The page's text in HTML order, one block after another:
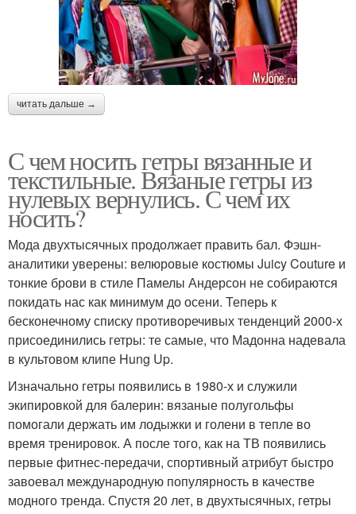
читать дальше →
С чем носить гетры вязанные и
текстильные. Вязаные гетры из
нулевых вернулись. С чем их
носить?
Мода двухтысячных продолжает править бал. Фэшн-
аналитики уверены: велюровые костюмы Juicy Couture и
тонкие брови в стиле Памелы Андерсон не собираются
покидать нас как минимум до осени. Теперь к
бесконечному списку противоречивых тенденций 2000-х
присоединились гетры: те самые, что Мадонна надевала
в культовом клипе Hung Up.
Изначально гетры появились в 1980-х и служили
экипировкой для балерин: вязаные полугольфы
помогали держать им лодыжки и голени в тепле во
время тренировок. А после того, как на ТВ появились
первые фитнес-передачи, спортивный атрибут быстро
завоевал международную популярность в качестве
модного тренда. Спустя 20 лет, в двухтысячных, гетры